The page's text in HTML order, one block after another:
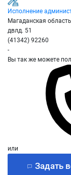
Исполнение
Магаданская
двлд. 51
(41342) 92260
-
Вы так же можете
или
Задать